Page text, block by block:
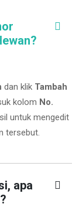
dan klik Tambah
kolom No.
untuk mengedit
tersebut.
apa